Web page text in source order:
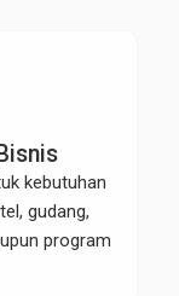
kebutuhan
gudang,
program